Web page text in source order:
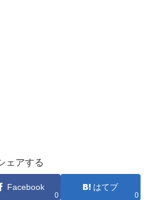
ェアする
Facebook
0
はてブ
0